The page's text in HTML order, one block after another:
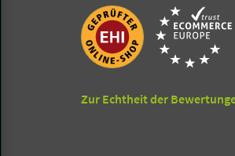
Zur Echtheit der